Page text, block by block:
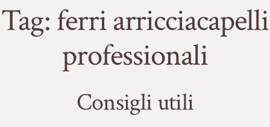
Tag:ferri arricciacapelli
professionali
Consigli utili